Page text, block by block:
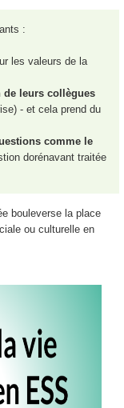
:
les valeurs de la
leurs collègues
- et cela prend du
comme le
dorénavant traitée
bouleverse la place
ou culturelle en